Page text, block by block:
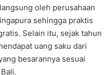
oleh perusahaan
sehingga praktis
Selain itu, sejak tahun
uang saku dari
besarannya sesuai